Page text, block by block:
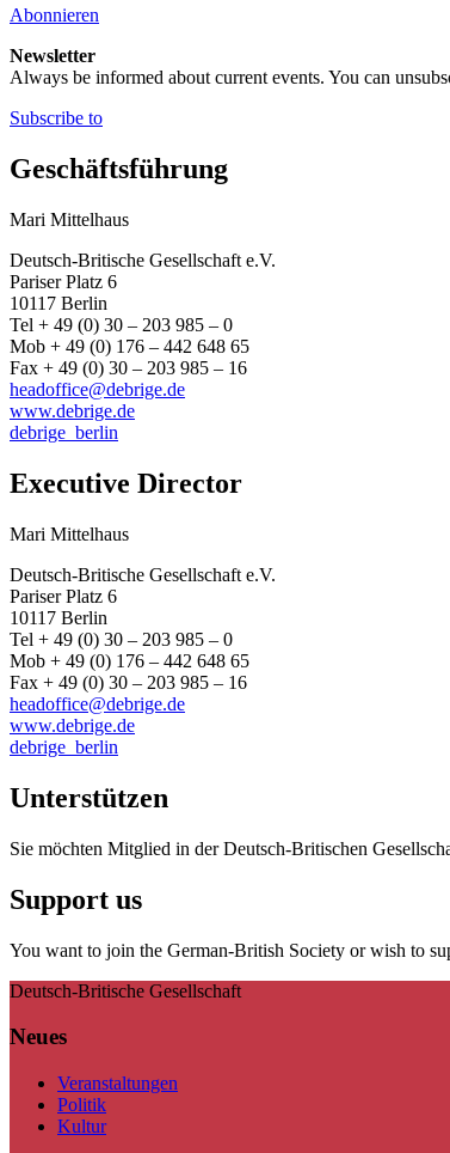
Abonnieren
Newsletter
Always be informed about current events. You can
Subscribe to
Geschäftsführung
Mari Mittelhaus
Deutsch-Britische Gesellschaft e.V.
Pariser Platz 6
10117 Berlin
Tel + 49 (0) 30 – 203 985 – 0
Mob + 49 (0) 176 – 442 648 65
Fax + 49 (0) 30 – 203 985 – 16
headoffice@debrige.de
www.debrige.de
debrige_berlin
Executive Director
Mari Mittelhaus
Deutsch-Britische Gesellschaft e.V.
Pariser Platz 6
10117 Berlin
Tel + 49 (0) 30 – 203 985 – 0
Mob + 49 (0) 176 – 442 648 65
Fax + 49 (0) 30 – 203 985 – 16
headoffice@debrige.de
www.debrige.de
debrige_berlin
Unterstützen
Sie möchten Mitglied in der Deutsch-Britischen
Support us
You want to join the German-British Society or wish to
Deutsch-Britische Gesellschaft
Neues
Veranstaltungen
Politik
Kultur